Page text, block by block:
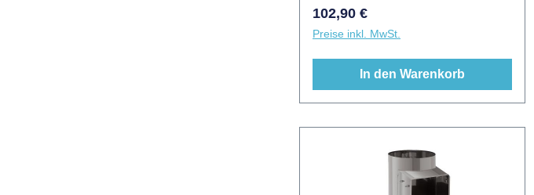
empfohlen. Das Längenelement ist
in Durchmesser Ø250mm und
300mm verfügbar.
Regulärer Preis:
102,90 €
Preise inkl. MwSt.
In den Warenkorb